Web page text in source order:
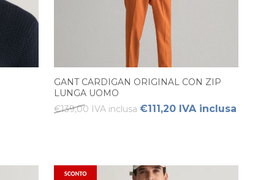
GANT CARDIGAN ORIGINAL CON ZIP
LUNGA UOMO
€139,00 IVA inclusa €111,20 IVA inclusa